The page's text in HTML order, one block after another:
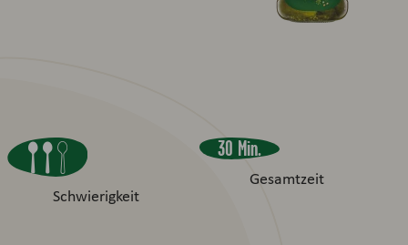
Schwierigkeit
30 Min.
Gesamtzeit